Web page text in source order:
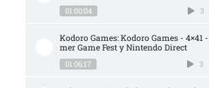
01:00:04 3
Kodoro Games: Kodoro Games - 4×41
mer Game Fest y Nintendo Direct
01:06:17 3